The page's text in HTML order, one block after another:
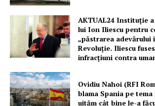
AKTUAL24 Instituție
lui Ion Iliescu pentru
„păstrarea adevărului
Revoluție. Iliescu
infracțiuni contra
Ovidiu Nahoi (RFI
blama Spania pe
uităm cât bine le-a